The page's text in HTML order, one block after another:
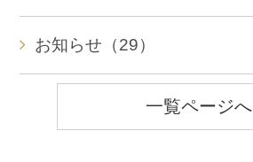
お知らせ（29）
一覧ページへ